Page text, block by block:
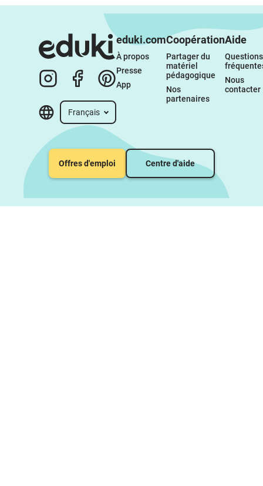
Français
eduki.com
À propos
Presse
App
Coopération
Partager du
matériel
pédagogique
Nos
partenaires
Aide
Questions
Nous
contacter
Offres d'emploi Centre d'aide